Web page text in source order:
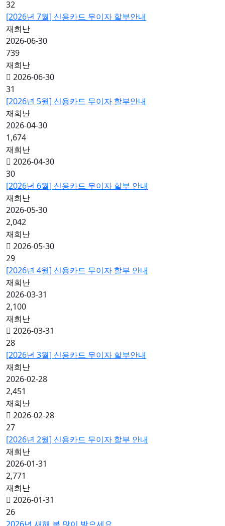
32
[2026년 7월] 신용카드 무이자 할부안내
재희난
2026-06-30
739
재희난
2026-06-30
31
[2026년 5월] 신용카드 무이자 할부안내
재희난
2026-04-30
1,674
재희난
2026-04-30
30
[2026년 6월] 신용카드 무이자 할부 안내
재희난
2026-05-30
2,042
재희난
2026-05-30
29
[2026년 4월] 신용카드 무이자 할부 안내
재희난
2026-03-31
2,100
재희난
2026-03-31
28
[2026년 3월] 신용카드 무이자 할부안내
재희난
2026-02-28
2,451
재희난
2026-02-28
27
[2026년 2월] 신용카드 무이자 할부 안내
재희난
2026-01-31
2,771
재희난
2026-01-31
26